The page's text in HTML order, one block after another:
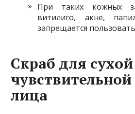
При таких кожных
витилиго, акне,
запрещается
Скраб для
лица